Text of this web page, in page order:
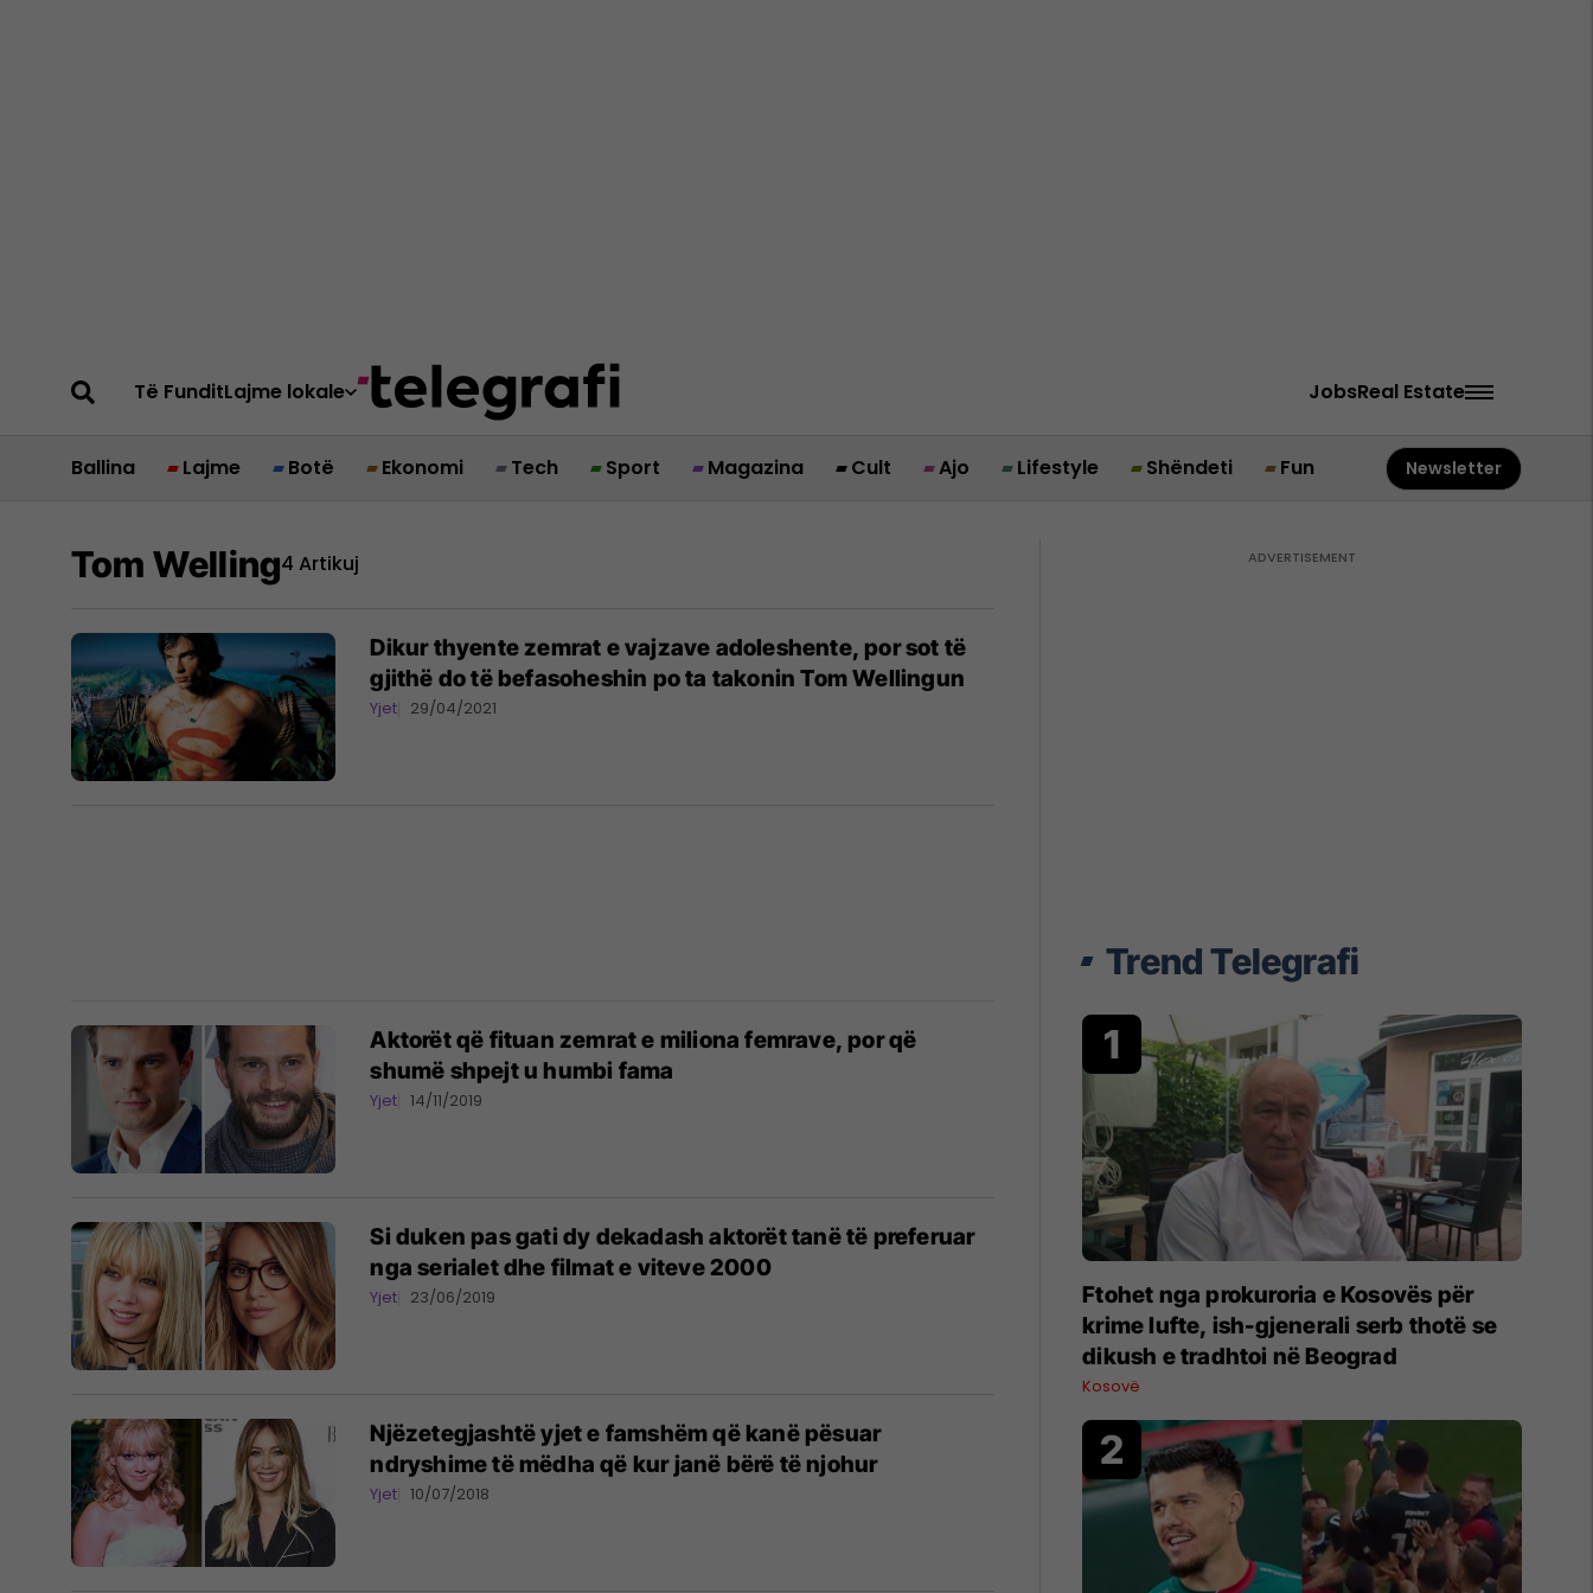
Të FunditLajme lokale JobsReal Estate
Ballina Lajme Botë Ekonomi Tech Sport Magazina Cult Ajo Lifestyle Shëndeti Fun Newsletter
Tom Welling4 Artikuj
Dikur thyente zemrat e vajzave adoleshente, por sot të
gjithë do të befasoheshin po ta takonin Tom Wellingun
Yjet 29/04/2021
Aktorët që fituan zemrat e miliona femrave, por që
shumë shpejt u humbi fama
Yjet 14/11/2019
Si duken pas gati dy dekadash aktorët tanë të preferuar
nga serialet dhe filmat e viteve 2000
Yjet 23/06/2019
Njëzetegjashtë yjet e famshëm që kanë pësuar
ndryshime të mëdha që kur janë bërë të njohur
Yjet 10/07/2018
Trend Telegrafi
Ftohet nga prokuroria e Kosovës për
krime lufte, ish-gjenerali serb thotë se
dikush e tradhtoi në Beograd
Kosovë